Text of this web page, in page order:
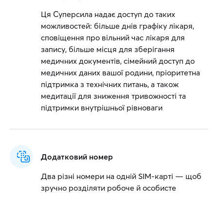
Ця Суперсила надає доступ до таких
можливостей: більше днів графіку лікаря,
сповіщення про вільний час лікаря для
запису, більше місця для зберігання
медичних документів, сімейний доступ до
медичних даних вашої родини, пріоритетна
підтримка з технічних питань, а також
медитації для зниження тривожності та
підтримки внутрішньої рівноваги
Додатковий номер
Два різні номери на одній SIM-карті — щоб
зручно розділяти робоче й особисте